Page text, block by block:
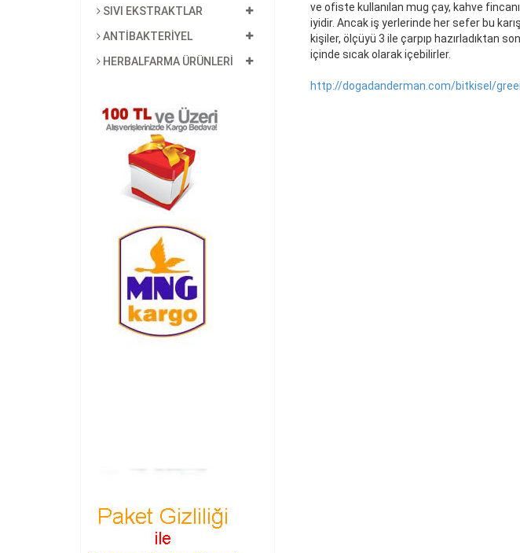
SIVI EKSTRAKTLAR
ANTİBAKTERİYEL
HERBALFARMA ÜRÜNLERİ
ve ofiste kullanılan mug çay, kahve
iyidir. Ancak iş yerlerinde her sefer bu
kişiler, ölçüyü 3 ile çarpıp hazırladıktan
içinde sıcak olarak içebilirler.
http://dogadanderman.com/bitkisel/